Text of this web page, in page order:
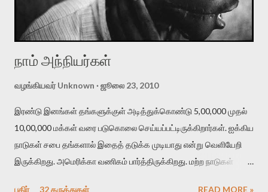
நண்பர்களையும் பிரிந்து ரொம்ப நாட்கள் ஆகிவிட்டது. இடையில் அவ...
நாம் அந்நியர்கள்
வழங்கியவர்Unknown ஜூலை 23, 2010
இரண்டு இனங்கள் தங்களுக்குள் அடித்துக்கொண்டு 5,00,000 முதல்
10,00,000 மக்கள் வரை படுகொலை செய்யப்பட்டிருக்கிறார்கள். ஐக்கிய
நாடுகள் சபை தங்களால் இதைத் தடுக்க முடியாது என்று வெளியேறி
இருக்கிறது. அமெரிக்கா வணிகம் பார்த்திருக்கிறது. மற்ற நாடுகள்
பகிர் 32 கருத்துகள் READ MORE »